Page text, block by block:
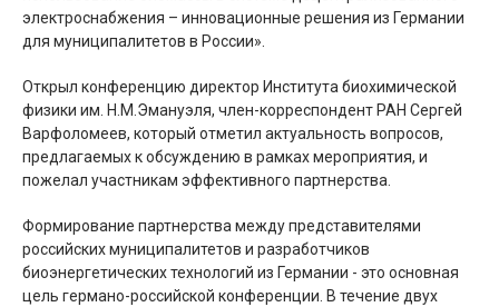
электроснабжения – инновационные решения из Германии
для муниципалитетов в России».
Открыл конференцию директор Института биохимической
физики им. Н.М.Эмануэля, член-корреспондент РАН Сергей
Варфоломеев, который отметил актуальность вопросов,
предлагаемых к обсуждению в рамках мероприятия, и
пожелал участникам эффективного партнерства.
Формирование партнерства между представителями
российских муниципалитетов и разработчиков
биоэнергетических технологий из Германии - это основная
цель германо-российской конференции. В течение двух